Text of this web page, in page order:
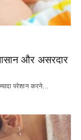
और असरदार
परेशान करने…